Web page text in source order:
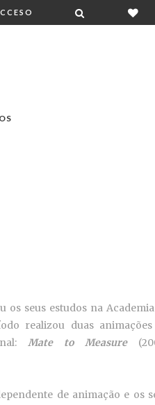
seus estudos na
realizou duas
Mate to Measure
de animação e os